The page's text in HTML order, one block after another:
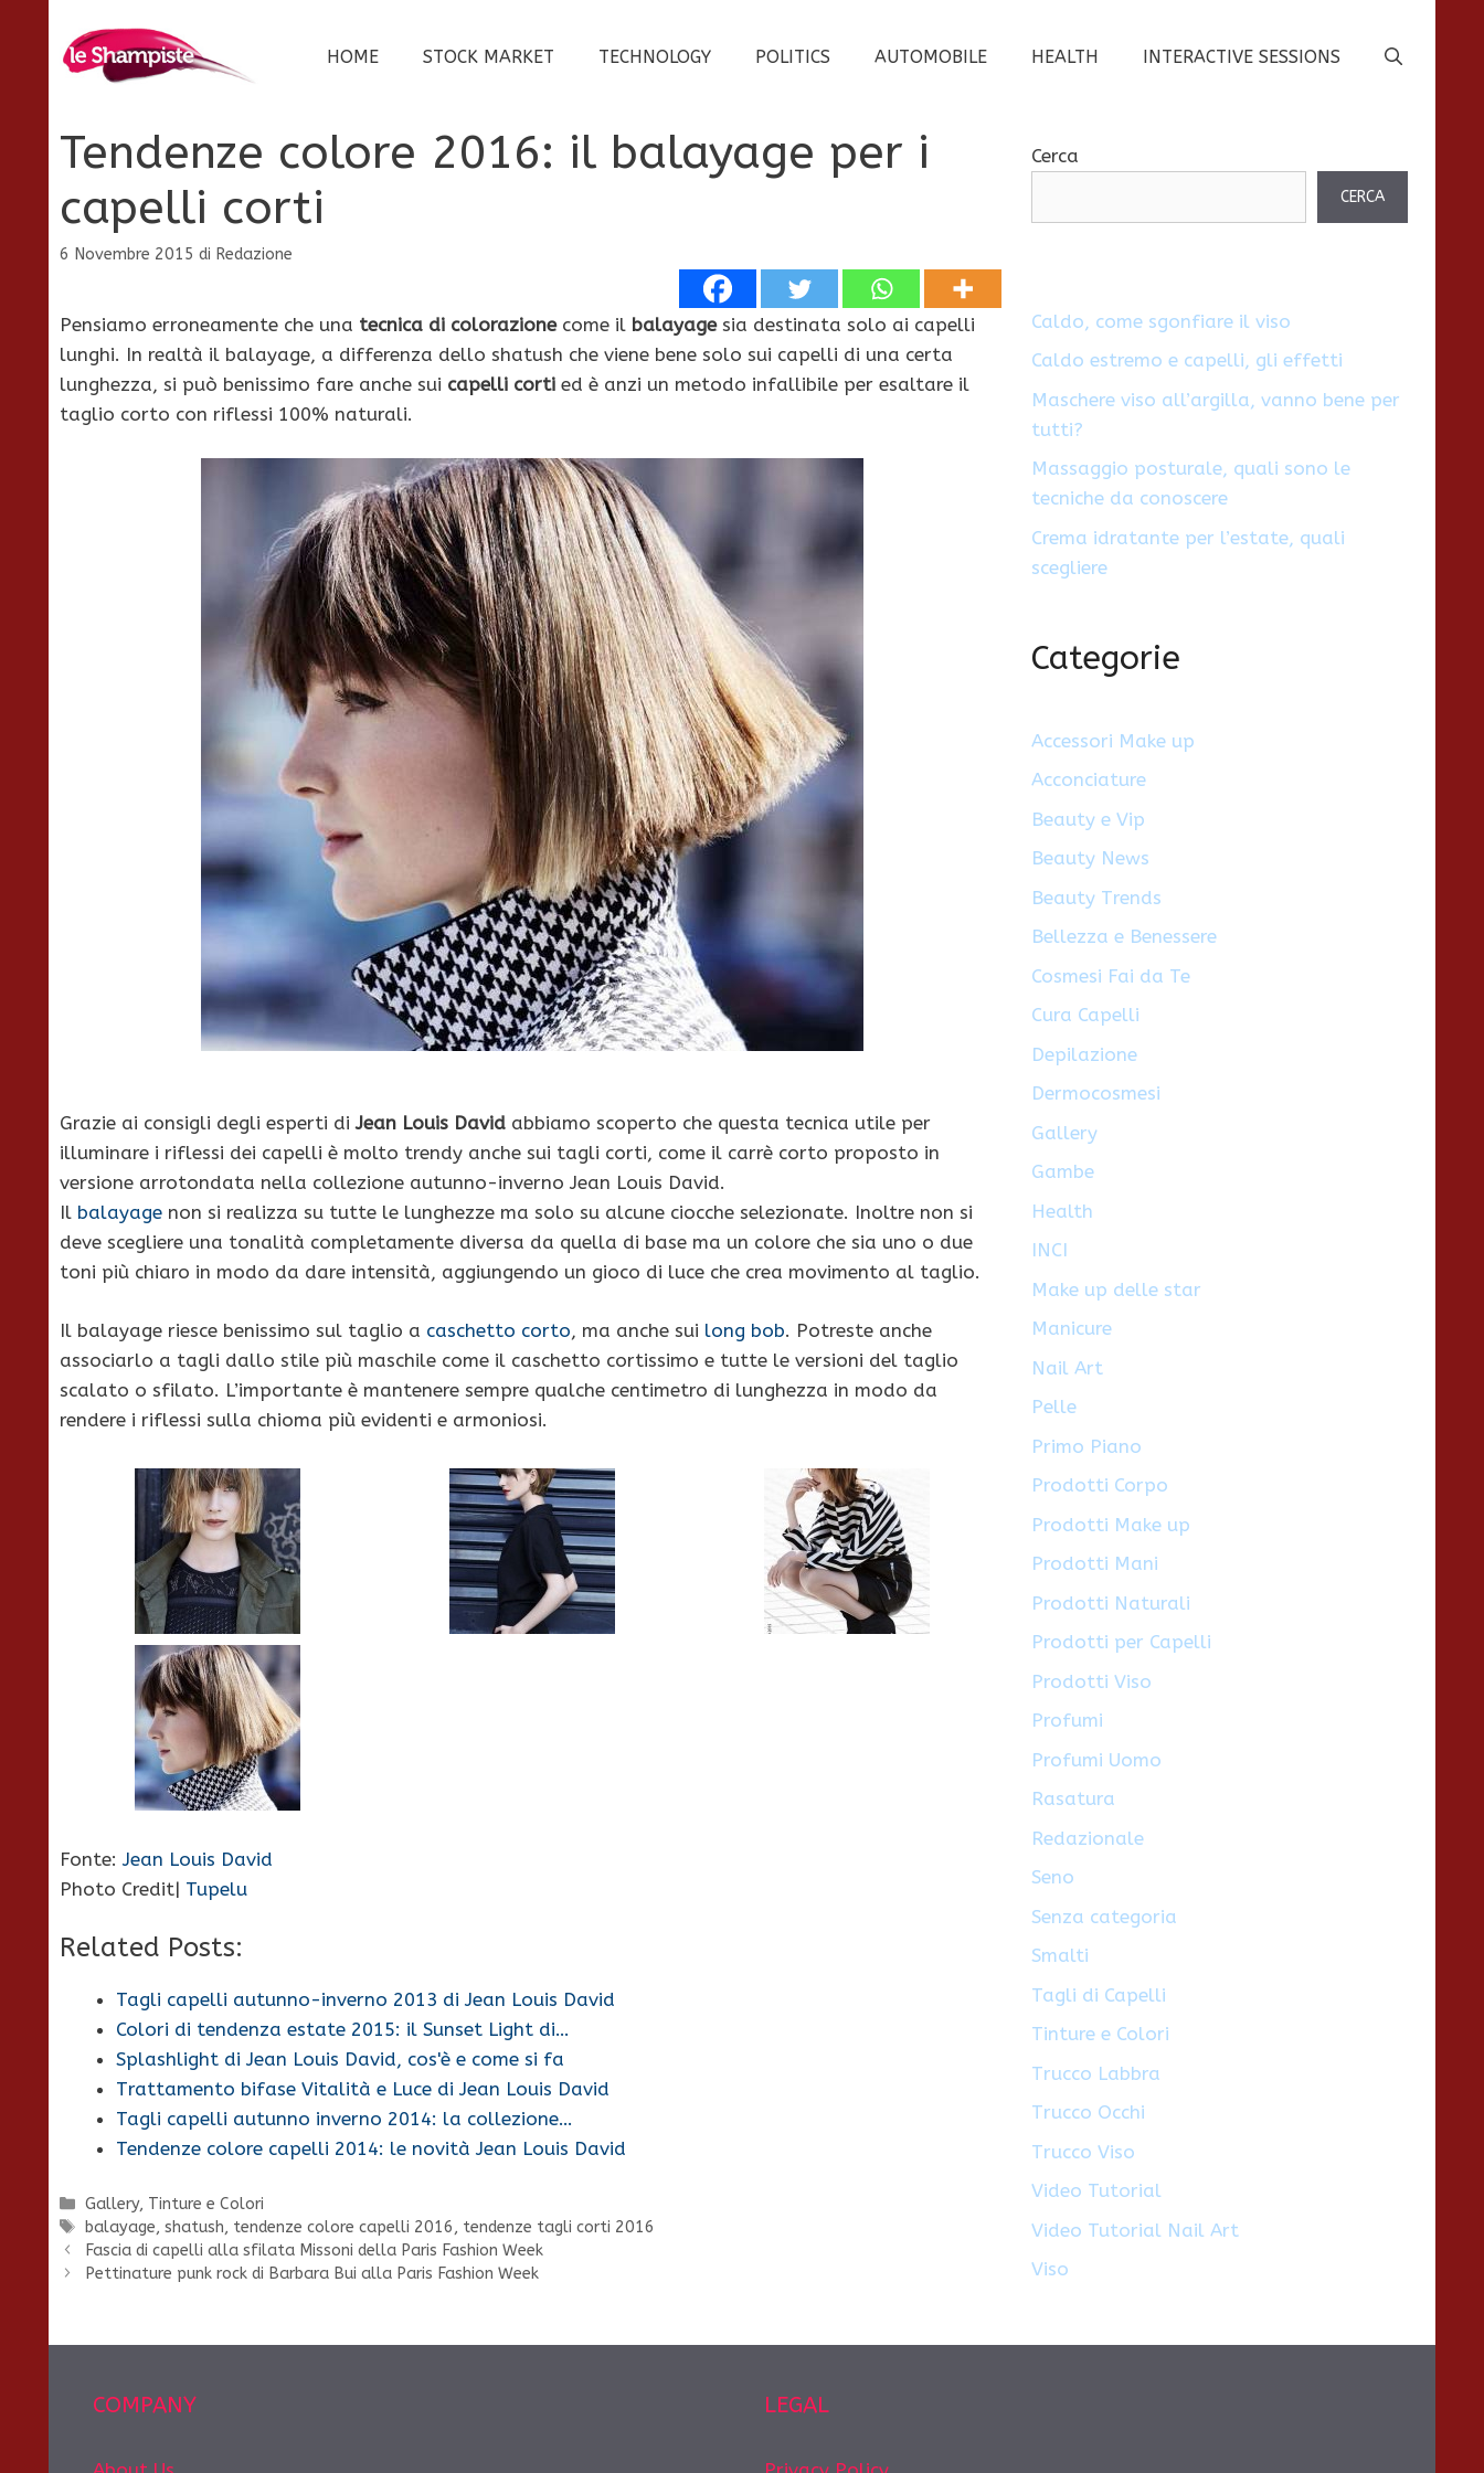
contenuto
HOME STOCK MARKET TECHNOLOGY POLITICS AUTOMOBILE HEALTH INTERACTIVE SESSIONS
Tendenze colore 2016: il balayage per i
capelli corti
6 Novembre 2015 di Redazione
Pensiamo erroneamente che una tecnica di colorazionecome il balayagesia destinata solo ai capelli
lunghi. In realtà il balayage, a differenza dello shatush che viene bene solo sui capelli di una certa
lunghezza, si può benissimo fare anche sui capelli corti ed è anzi un metodo infallibile per esaltare il
taglio corto con riflessi 100% naturali.
Grazie ai consigli degli esperti diJean Louis David abbiamo scoperto che questa tecnica utile per
illuminare i riflessi dei capelli è molto trendy anche sui tagli corti, come il carrè corto proposto in
versione arrotondata nella collezione autunno-inverno Jean Louis David.
Il balayage non si realizza su tutte le lunghezze ma solo su alcune ciocche selezionate. Inoltre non si
deve scegliere una tonalità completamente diversa da quella di base ma un colore che sia uno o due
toni più chiaro in modo da dare intensità, aggiungendo un gioco di luce che crea movimento al taglio.
Il balayage riesce benissimo sul taglio a caschetto corto, ma anche sui long bob. Potreste anche
associarlo a tagli dallo stile più maschile come il caschetto cortissimo e tutte le versioni del taglio
scalato o sfilato. L’importante è mantenere sempre qualche centimetro di lunghezza in modo da
rendere i riflessi sulla chioma più evidenti e armoniosi.
Fonte: Jean Louis David
Photo Credit| Tupelu
Related Posts:
Tagli capelli autunno-inverno 2013 di Jean Louis David
Colori di tendenza estate 2015: il Sunset Light di…
Splashlight di Jean Louis David, cos'è e come si fa
Trattamento bifase Vitalità e Luce di Jean Louis David
Tagli capelli autunno inverno 2014: la collezione…
Tendenze colore capelli 2014: le novità Jean Louis David
Categorie
Gallery, Tinture e Colori
Tag
balayage,shatush, tendenze colore capelli 2016, tendenze tagli corti 2016
Fascia di capelli alla sfilata Missoni della Paris Fashion Week
Pettinature punk rock di Barbara Bui alla Paris Fashion Week
Cerca
CERCA
Caldo, come sgonfiare il viso
Caldo estremo e capelli, gli effetti
Maschere viso all’argilla, vanno bene per
tutti?
Massaggio posturale, quali sono le
tecniche da conoscere
Crema idratante per l’estate, quali
scegliere
Categorie
Accessori Make up
Acconciature
Beauty e Vip
Beauty News
Beauty Trends
Bellezza e Benessere
Cosmesi Fai da Te
Cura Capelli
Depilazione
Dermocosmesi
Gallery
Gambe
Health
INCI
Make up delle star
Manicure
Nail Art
Pelle
Primo Piano
Prodotti Corpo
Prodotti Make up
Prodotti Mani
Prodotti Naturali
Prodotti per Capelli
Prodotti Viso
Profumi
Profumi Uomo
Rasatura
Redazionale
Seno
Senza categoria
Smalti
Tagli di Capelli
Tinture e Colori
Trucco Labbra
Trucco Occhi
Trucco Viso
Video Tutorial
Video Tutorial Nail Art
Viso
COMPANY LEGAL